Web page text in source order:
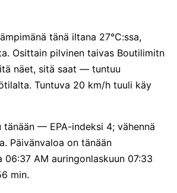
tänä iltana 27°C:ssa,
Osittain pilvinen taivas Boutilimitn
näet, sitä saat — tuntuu
Tuntuva 20 km/h tuuli käy
tänään — EPA-indeksi 4; vähennä
Päivänvaloa on tänään
06:37 AM auringonlaskuun 07:33
min.